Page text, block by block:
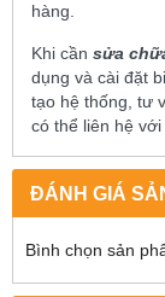
hàng.
Khi cần sửa
dụng và cài đặt
tạo hệ thống, tư
có thể liên hệ với
ĐÁNH GIÁ
Bình chọn sản